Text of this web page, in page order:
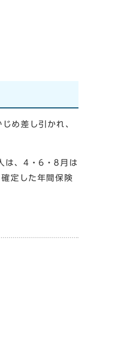
め差し引かれ、
は、4・6・8月は
定した年間保険